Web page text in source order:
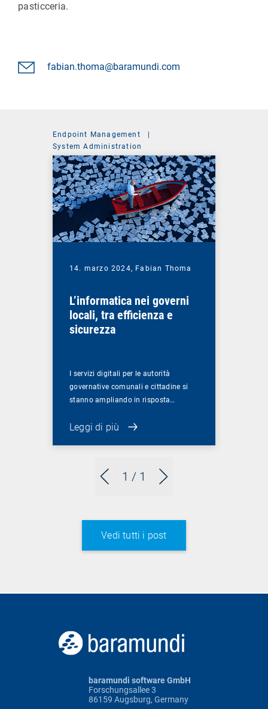
pasticceria.
fabian.thoma@baramundi.com
1 / 1
Endpoint Management
System Administration
14. marzo 2024, Fabian Thoma
L’informatica nei governi
locali, tra efficienza e
sicurezza
I servizi digitali per le autorità
governative comunali e cittadine si
stanno ampliando in risposta…
Leggi di più
Vedi tutti i post
baramundi software GmbH
Forschungsallee 3
86159 Augsburg, Germany